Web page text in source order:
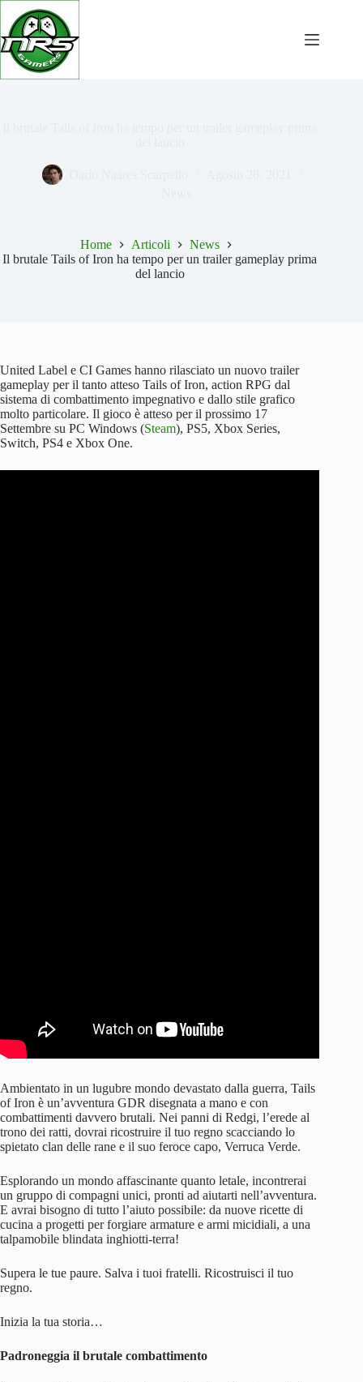
Salta
contenuto
Home Articoli
News
Il brutale Tails of Iron ha tempo per un trailer gameplay prima
del lancio
United Label e CI Games hanno rilasciato un nuovo trailer
gameplay per il tanto atteso Tails of Iron, action RPG dal
sistema di combattimento impegnativo e dallo stile grafico
molto particolare. Il gioco è atteso per il prossimo 17
Settembre su PC Windows (Steam), PS5, Xbox Series,
Switch, PS4 e Xbox One.
Ambientato in un lugubre mondo devastato dalla guerra, Tails
of Iron è un’avventura GDR disegnata a mano e con
combattimenti davvero brutali. Nei panni di Redgi, l’erede al
trono dei ratti, dovrai ricostruire il tuo regno scacciando lo
spietato clan delle rane e il suo feroce capo, Verruca Verde.
Esplorando un mondo affascinante quanto letale, incontrerai
un gruppo di compagni unici, pronti ad aiutarti nell’avventura.
E avrai bisogno di tutto l’aiuto possibile: da nuove ricette di
cucina a progetti per forgiare armature e armi micidiali, a una
talpamobile blindata inghiotti-terra!
Supera le tue paure. Salva i tuoi fratelli. Ricostruisci il tuo
regno.
Inizia la tua storia…
Padroneggia il brutale combattimento